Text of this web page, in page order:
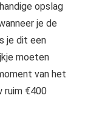
opslag
je de
je dit een
moeten
van het
ruim €400